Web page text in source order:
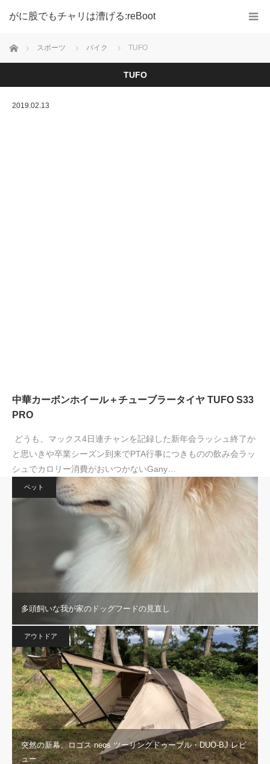
がに股でもチャリは漕げる:reBoot
ホーム スポーツ バイク TUFO
TUFO
2019.02.13
中華カーボンホイール＋チューブラータイヤ TUFO S33
PRO
どうも、マックス4日連チャンを記録した新年会ラッシュ終了か
と思いきや卒業シーズン到来でPTA行事につきものの飲み会ラッ
シュでカロリー消費がおいつかないGany…
ペット
多頭飼いな我が家のドッグフードの見直し
アウトドア
突然の新幕、ロゴス neos ツーリングドゥーブル・DUO-BJ レビ
ュー